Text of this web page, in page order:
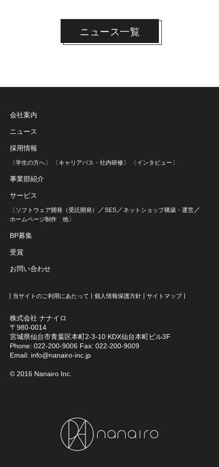
ニュース一覧
株式会社 ナナイロ
〒980-0014
宮城県仙台市青葉区本町2-3-10 KDX仙台本町ビル3F
Phone: 022-200-9006 Fax: 022-200-9009
Email: info@nanairo-inc.jp
© 2016 Nanairo Inc.
会社案内
ニュース
採用情報
〔学生の方へ〕 〔キャリアパス・社内研修〕 〔インタビュー〕
事業部紹介
サービス
〔ソフトウェア開発（受託開発） ／SES ／ ネットショップ構築・運営 ／
ホームページ制作 他〕
BP募集
受賞
お問い合わせ
当サイトのご利用にあたって 個人情報保護方針 サイトマップ